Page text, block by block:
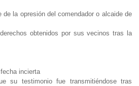
de la opresión del comendador o alcaide de
obtenidos por sus vecinos tras la
incierta
su testimonio fue transmitiéndose tras